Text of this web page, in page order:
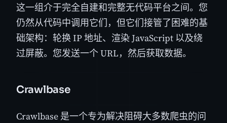
这一组介于完全自建和完整无代码平台之间。您
仍然从代码中调用它们，但它们接管了困难的基
础架构：轮换 IP 地址、渲染 JavaScript 以及绕
过屏蔽。您发送一个 URL，然后获取数据。
Crawlbase
Crawlbase 是一个专为解决阻碍大多数爬虫的问